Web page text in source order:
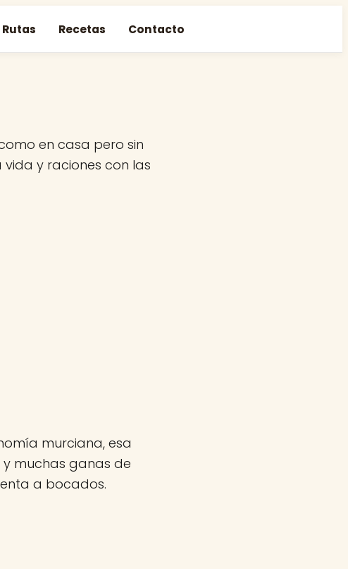
Rutas Recetas Contacto
en casa pero sin
y raciones con las
murciana, esa
muchas ganas de
a bocados.